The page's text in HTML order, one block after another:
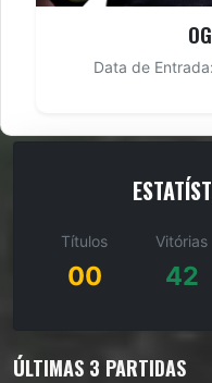
Data de
Títulos
00
Vitórias
42
ÚLTIMAS 3 PARTIDAS